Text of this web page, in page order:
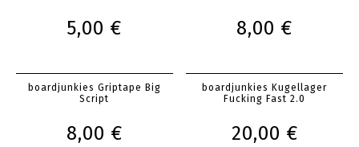
5,00 € 8,00 €
boardjunkies Griptape Big
Script
8,00 €
boardjunkies Kugellager
Fucking Fast 2.0
20,00 €